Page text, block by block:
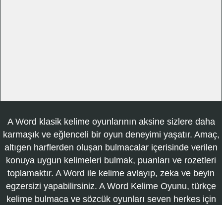
A Word klasik kelime oyunlarının aksine sizlere daha
karmaşık ve eğlenceli bir oyun deneyimi yaşatır. Amaç,
altıgen harflerden oluşan bulmacalar içerisinde verilen
konuya uygun kelimeleri bulmak, puanları ve rozetleri
toplamaktır. A Word ile kelime avlayıp, zeka ve beyin
egzersizi yapabilirsiniz. A Word Kelime Oyunu, türkçe
kelime bulmaca ve sözcük oyunları seven herkes için